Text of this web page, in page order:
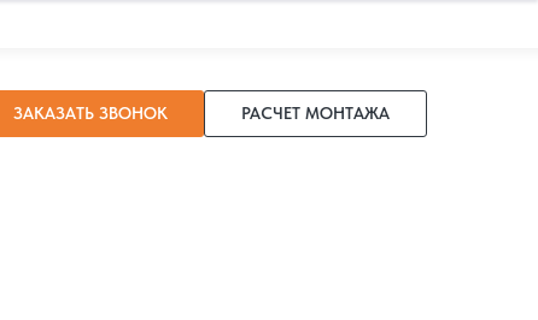
ЗАКАЗАТЬ ЗВОНОК РАСЧЕТ МОНТАЖА